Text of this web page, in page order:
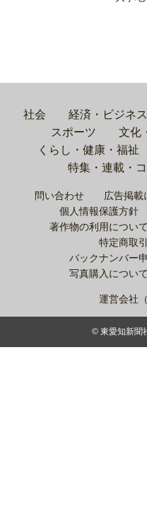
社会 経済・ビジネス
スポーツ
文化
くらし・健康・福祉
特集・連載・
問い合わせ 広告掲載
個人情報保護方針
著作物の利用について
特定商取
バックナンバー
写真購入について
運営会社
© 東愛知新聞